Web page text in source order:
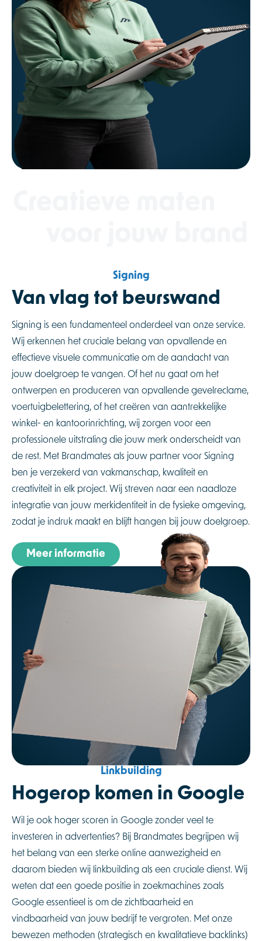
Signing
Van vlag tot beurswand
Signing is een fundamenteel onderdeel van onze service.
Wij erkennen het cruciale belang van opvallende en
effectieve visuele communicatie om de aandacht van
jouw doelgroep te vangen. Of het nu gaat om het
ontwerpen en produceren van opvallende gevelreclame,
voertuigbelettering, of het creëren van aantrekkelijke
winkel- en kantoorinrichting, wij zorgen voor een
professionele uitstraling die jouw merk onderscheidt van
de rest. Met Brandmates als jouw partner voor Signing
ben je verzekerd van vakmanschap, kwaliteit en
creativiteit in elk project. Wij streven naar een naadloze
integratie van jouw merkidentiteit in de fysieke omgeving,
zodat je indruk maakt en blijft hangen bij jouw doelgroep.
Meer informatie
Linkbuilding
Hogerop komen in Google
Wil je ook hoger scoren in Google zonder veel te
investeren in advertenties? Bij Brandmates begrijpen wij
het belang van een sterke online aanwezigheid en
daarom bieden wij linkbuilding als een cruciale dienst. Wij
weten dat een goede positie in zoekmachines zoals
Google essentieel is om de zichtbaarheid en
vindbaarheid van jouw bedrijf te vergroten. Met onze
bewezen methoden (strategisch en kwalitatieve backlinks)